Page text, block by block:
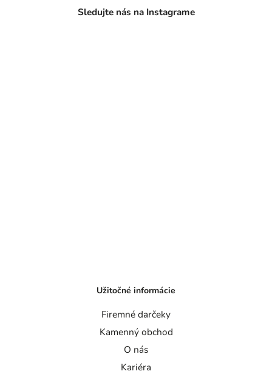
Sledujte nás na Instagrame
Užitočné informácie
Firemné darčeky
Kamenný obchod
O nás
Kariéra